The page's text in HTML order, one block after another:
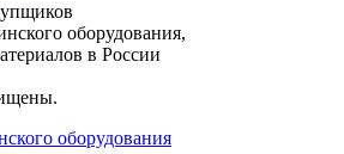
оборудования,
в России
оборудования